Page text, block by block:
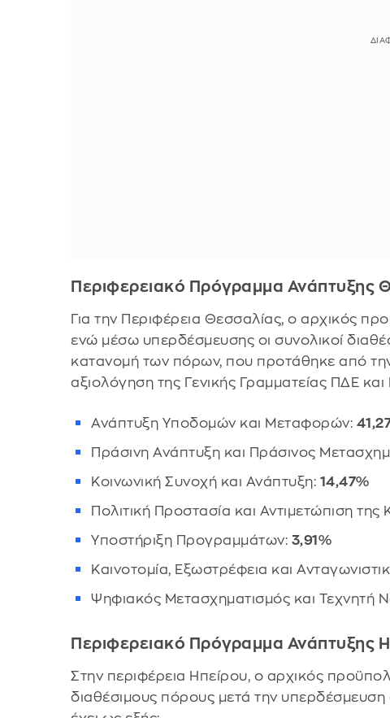
Περιφερειακό Πρόγραμμα Ανάπτυξης
Για την Περιφέρεια Θεσσαλίας, ο αρχικός
ενώ μέσω υπερδέσμευσης οι συνολικοί
κατανομή των πόρων, που προτάθηκε από
αξιολόγηση της Γενικής Γραμματείας ΠΔΕ
Ανάπτυξη Υποδομών και Μεταφορών:
Πράσινη Ανάπτυξη και Πράσινος
Κοινωνική Συνοχή και Ανάπτυξη: 14,47%
Πολιτική Προστασία και Αντιμετώπιση της
Υποστήριξη Προγραμμάτων: 3,91%
Καινοτομία, Εξωστρέφεια και
Ψηφιακός Μετασχηματισμός και Τεχνητή
Περιφερειακό Πρόγραμμα Ανάπτυξης
Στην περιφέρεια Ηπείρου, ο αρχικός
διαθέσιμους πόρους μετά την υπερδέσμευση